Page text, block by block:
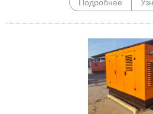
Подробнее